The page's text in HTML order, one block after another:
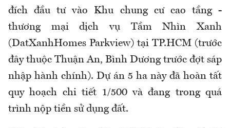
đích đầu tư vào Khu chung cư cao tầng -
thương mại dịch vụ Tầm Nhìn Xanh
(DatXanhHomes Parkview) tại TP.HCM (trước
đây thuộc Thuận An, Bình Dương trước đợt sáp
nhập hành chính). Dự án 5 ha này đã hoàn tất
quy hoạch chi tiết 1/500 và đang trong quá
trình nộp tiền sử dụng đất.